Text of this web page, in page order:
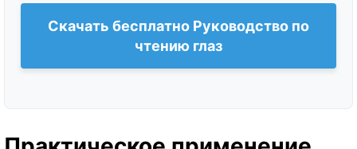
Скачать бесплатно Руководство по
чтению глаз